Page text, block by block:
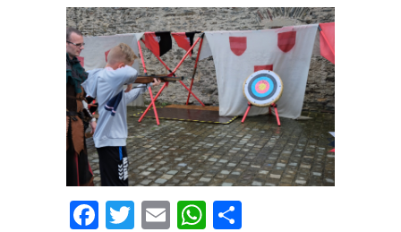
Facebook
Twitter
EmailWhatsApp